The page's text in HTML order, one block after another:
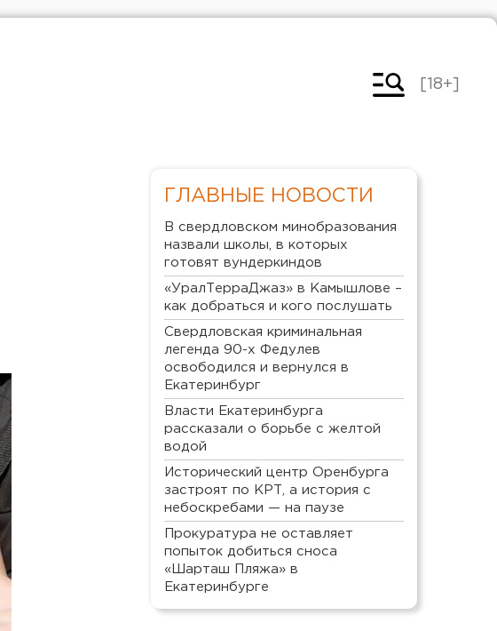
[18+]
ГЛАВНЫЕ НОВОСТИ
В свердловском минобразования
назвали школы, в которых
готовят вундеркиндов
«УралТерраДжаз» в Камышлове –
как добраться и кого послушать
Свердловская криминальная
легенда 90-х Федулев
освободился и вернулся в
Екатеринбург
Власти Екатеринбурга
рассказали о борьбе с желтой
водой
Исторический центр Оренбурга
застроят по КРТ, а история с
небоскребами — на паузе
Прокуратура не оставляет
попыток добиться сноса
«Шарташ Пляжа» в
Екатеринбурге